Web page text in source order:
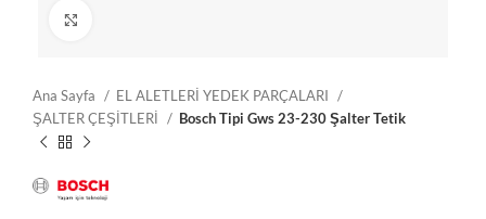
Ana Sayfa
EL ALETLERİ YEDEK PARÇALARI
ŞALTER ÇEŞİTLERİ
Bosch Tipi Gws 23-230 Şalter Tetik